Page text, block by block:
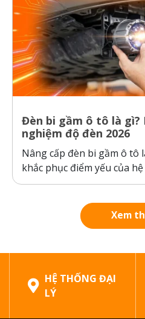
Đèn bi gầm ô tô là gì?
nghiệm độ đèn 2026
Nâng cấp đèn bi gầm ô tô
khắc phục điểm yếu của
nguyên bản của xe, đảm
phân tích chi tiết cấu tạo,
Xem
HỆ THỐNG ĐẠI
LÝ